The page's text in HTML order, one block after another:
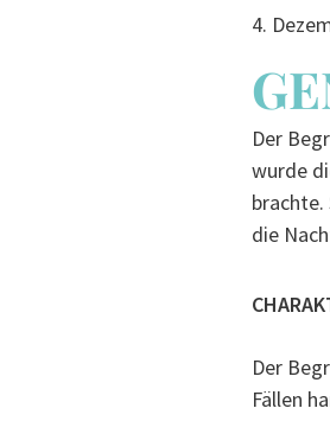
4.
Der
wurde
brachte.
die
Der
Fällen